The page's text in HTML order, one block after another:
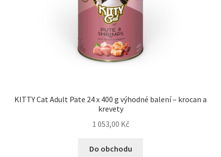
KITTY Cat Adult Pate 24 x 400 g výhodné balení – krocan a
krevety
1 053,00 Kč
Do obchodu